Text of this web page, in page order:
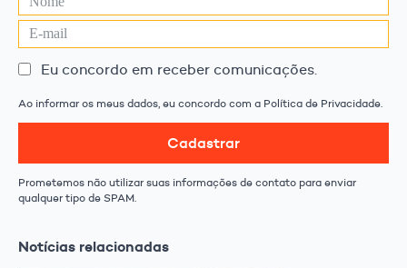
Eu concordo em receber comunicações.
Ao informar os meus dados, eu concordo com a Política de Privacidade.
Cadastrar
Prometemos não utilizar suas informações de contato para enviar
qualquer tipo de SPAM.
Notícias relacionadas